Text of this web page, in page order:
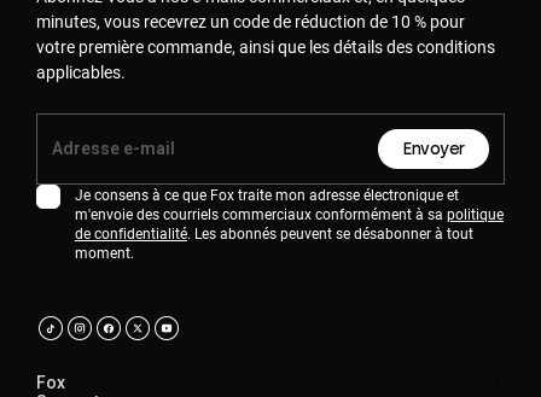
minutes, vous recevrez un code de réduction de 10 % pour
votre première commande, ainsi que les détails des conditions
applicables.
Envoyer
Je consens à ce que Fox traite mon adresse électronique et
m'envoie des courriels commerciaux conformément à sa politique
de confidentialité. Les abonnés peuvent se désabonner à tout
moment.
Fox